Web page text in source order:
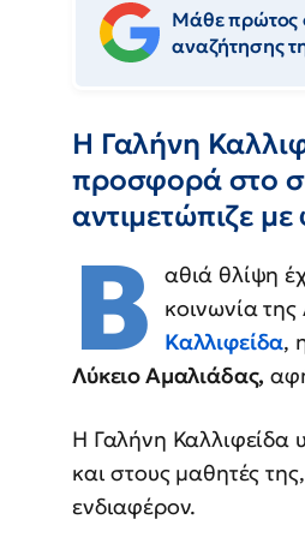
Μάθε πρώτος
αναζήτησης
Η Γαλήνη
προσφορά στο
αντιμετώπιζε με
Β
αθιά θλίψη
κοινωνία
Καλλιφείδα,
Λύκειο Αμαλιάδας,
Η Γαλήνη Καλλιφείδα
και στους μαθητές
ενδιαφέρον.